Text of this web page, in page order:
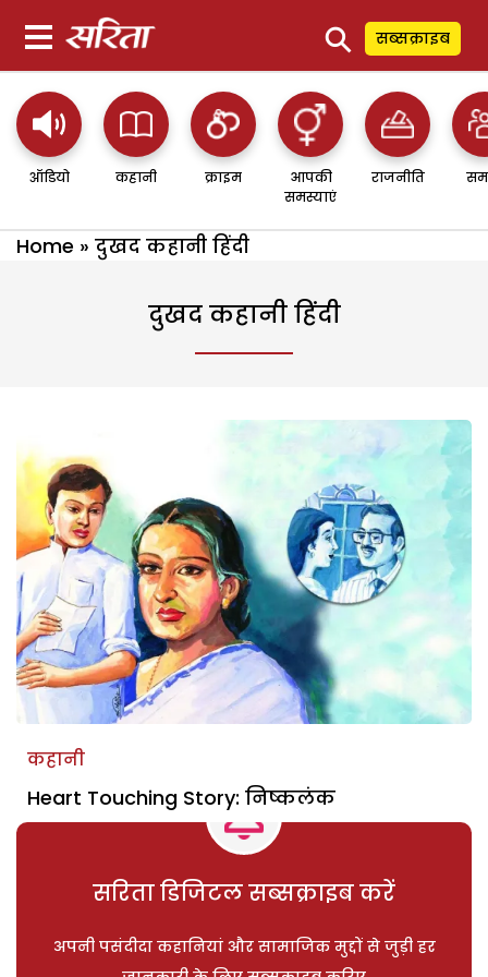
⚲ सब्सक्राइब
ऑडियो कहानी क्राइम
आपकी
समस्याएं
राजनीति
Home » दुखद कहानी हिंदी
दुखद कहानी हिंदी
कहानी
Heart Touching Story: निष्कलंक
सरिता डिजिटल सब्सक्राइब करें
अपनी पसंदीदा कहानियां और सामाजिक मुद्दों से जुड़ी हर